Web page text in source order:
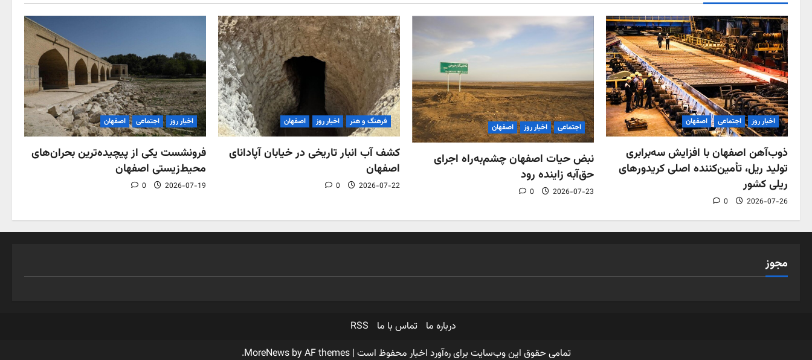
اخبار روز اجتماعی اصفهان
ذوب‌آهن اصفهان با افزایش سه‌برابری
تولید ریل، تأمین‌کننده اصلی کریدورهای
ریلی کشور
2026-07-26
0
اجتماعی اخبار روز اصفهان
نبض حیات اصفهان چشم‌به‌راه اجرای
حق‌آبه زاینده رود
2026-07-23
0
فرهنگ و هنر اخبار روز اصفهان
کشف آب‌ انبار تاریخی در خیابان آپادانای
اصفهان
2026-07-22
0
اخبار روز اجتماعی اصفهان
فرونشست یکی از پیچیده‌ترین بحران‌های
محیط‌زیستی اصفهان
2026-07-19
0
مجوز
درباره ما تماس با ما
RSS
تمامی حقوق این وب‌سایت برای ره‌آورد اخبار محفوظ است |
MoreNewsby AF themes.